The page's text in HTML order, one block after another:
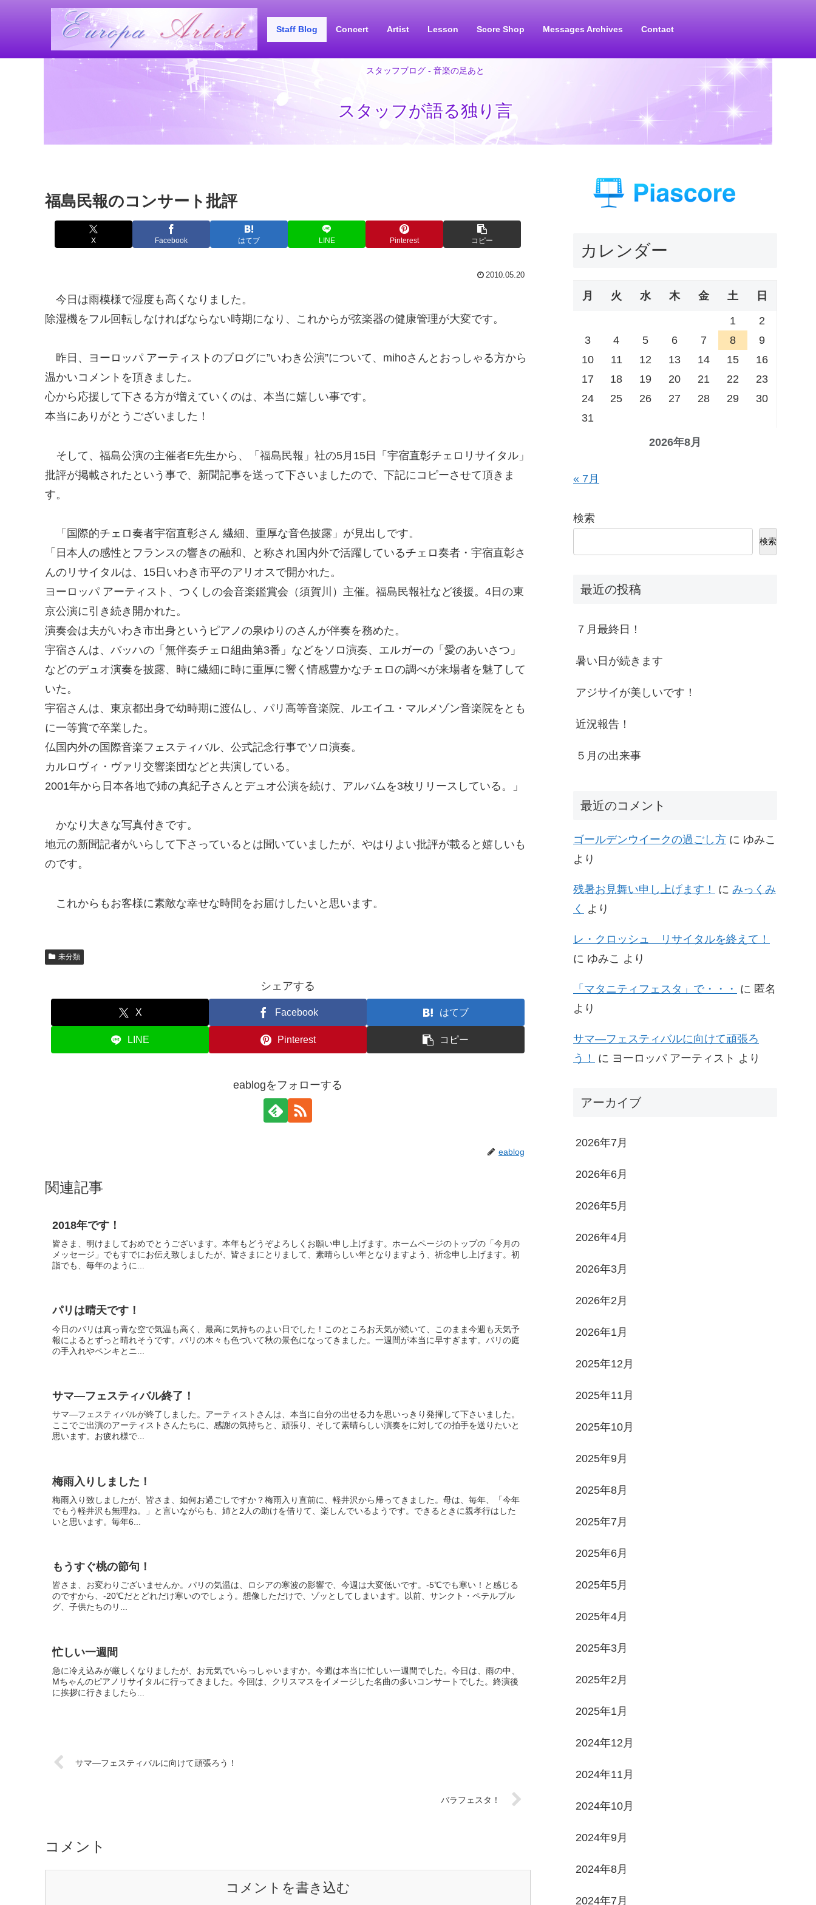
Staff Blog Concert Artist Lesson Score Shop Messages Archives Contact
スタッフブログ - 音楽の足あと
スタッフが語る独り言
福島民報のコンサート批評
X Facebook はてブ LINE Pinterest コピー
2010.05.20
今日は雨模様で湿度も高くなりました。
除湿機をフル回転しなければならない時期になり、これからが弦楽器の健康管理が大変です。
昨日、ヨーロッパ アーティストのブログに”いわき公演”について、mihoさんとおっしゃる方から
温かいコメントを頂きました。
心から応援して下さる方が増えていくのは、本当に嬉しい事です。
本当にありがとうございました！
そして、福島公演の主催者E先生から、「福島民報」社の5月15日「宇宿直彰チェロリサイタル」
批評が掲載されたという事で、新聞記事を送って下さいましたので、下記にコピーさせて頂きま
す。
「国際的チェロ奏者宇宿直彰さん 繊細、重厚な音色披露」が見出しです。
「日本人の感性とフランスの響きの融和、と称され国内外で活躍しているチェロ奏者・宇宿直彰さ
んのリサイタルは、15日いわき市平のアリオスで開かれた。
ヨーロッパ アーティスト、つくしの会音楽鑑賞会（須賀川）主催。福島民報社など後援。4日の東
京公演に引き続き開かれた。
演奏会は夫がいわき市出身というピアノの泉ゆりのさんが伴奏を務めた。
宇宿さんは、バッハの「無伴奏チェロ組曲第3番」などをソロ演奏、エルガーの「愛のあいさつ」
などのデュオ演奏を披露、時に繊細に時に重厚に響く情感豊かなチェロの調べが来場者を魅了して
いた。
宇宿さんは、東京都出身で幼時期に渡仏し、パリ高等音楽院、ルエイユ・マルメゾン音楽院をとも
に一等賞で卒業した。
仏国内外の国際音楽フェスティバル、公式記念行事でソロ演奏。
カルロヴィ・ヴァリ交響楽団などと共演している。
2001年から日本各地で姉の真紀子さんとデュオ公演を続け、アルバムを3枚リリースしている。」
かなり大きな写真付きです。
地元の新聞記者がいらして下さっているとは聞いていましたが、やはりよい批評が載ると嬉しいも
のです。
これからもお客様に素敵な幸せな時間をお届けしたいと思います。
未分類
シェアする
X Facebook はてブ
LINE Pinterest コピー
eablogをフォローする
eablog
関連記事
2018年です！
皆さま、明けましておめでとうございます。本年もどうぞよろしくお願い申し上げます。ホームページのトップの「今月の
メッセージ」でもすでにお伝え致しましたが、皆さまにとりまして、素晴らしい年となりますよう、祈念申し上げます。初
詣でも、毎年のように...
パリは晴天です！
今日のパリは真っ青な空で気温も高く、最高に気持ちのよい日でした！このところお天気が続いて、このまま今週も天気予
報によるとずっと晴れそうです。パリの木々も色づいて秋の景色になってきました。一週間が本当に早すぎます。パリの庭
の手入れやペンキとニ...
サマ―フェスティバル終了！
サマ―フェスティバルが終了しました。アーティストさんは、本当に自分の出せる力を思いっきり発揮して下さいました。
ここでご出演のアーティストさんたちに、感謝の気持ちと、頑張り、そして素晴らしい演奏をに対しての拍手を送りたいと
思います。お疲れ様で...
梅雨入りしました！
梅雨入り致しましたが、皆さま、如何お過ごしですか？梅雨入り直前に、軽井沢から帰ってきました。母は、毎年、「今年
でもう軽井沢も無理ね。」と言いながらも、姉と2人の助けを借りて、楽しんでいるようです。できるときに親孝行はした
いと思います。毎年6...
もうすぐ桃の節句！
皆さま、お変わりございませんか。パリの気温は、ロシアの寒波の影響で、今週は大変低いです。-5℃でも寒い！と感じる
のですから、-20℃だとどれだけ寒いのでしょう。想像しただけで、ゾッとしてしまいます。以前、サンクト・ペテルブル
グ、子供たちのリ...
忙しい一週間
急に冷え込みが厳しくなりましたが、お元気でいらっしゃいますか。今週は本当に忙しい一週間でした。今日は、雨の中、
Mちゃんのピアノリサイタルに行ってきました。今回は、クリスマスをイメージした名曲の多いコンサートでした。終演後
に挨拶に行きましたら...
サマ―フェスティバルに向けて頑張ろう！
バラフェスタ！
コメント
コメントを書き込む
カレンダー
2026年8月
月 火 水 木 金 土 日
1
2
3
4 5 6 7 8
9
10
11 12 13 14 15
16
17
18 19 20 21 22
23
24
25 26 27 28 29
30
31
« 7月
検索
検索
最近の投稿
７月最終日！
暑い日が続きます
アジサイが美しいです！
近況報告！
５月の出来事
最近のコメント
ゴールデンウイークの過ごし方 に ゆみこ
より
残暑お見舞い申し上げます！ に みっくみ
く
より
レ・クロッシュ リサイタルを終えて！
に ゆみこ より
「マタニティフェスタ」で・・・ に 匿名
より
サマ―フェスティバルに向けて頑張ろ
う！
に ヨーロッパ アーティスト より
アーカイブ
2026年7月
2026年6月
2026年5月
2026年4月
2026年3月
2026年2月
2026年1月
2025年12月
2025年11月
2025年10月
2025年9月
2025年8月
2025年7月
2025年6月
2025年5月
2025年4月
2025年3月
2025年2月
2025年1月
2024年12月
2024年11月
2024年10月
2024年9月
2024年8月
2024年7月